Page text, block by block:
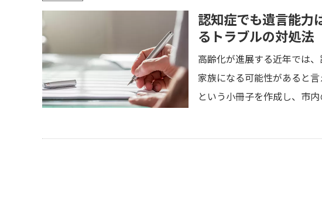
認知症でも遺言能力
るトラブルの対処法
高齢化が進展する近年では
家族になる可能性があると
という小冊子を作成し、市